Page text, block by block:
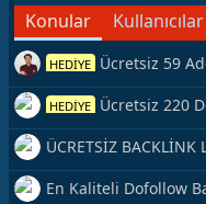
Konular
Kullanıcılar
HEDİYE Ücretsiz 59
Kaynağı Veriyorum.
HEDİYE Ücretsiz 220
Veriyorum
ÜCRETSİZ BACKLİNK
Hemen Yetiş!
En Kaliteli Dofollow